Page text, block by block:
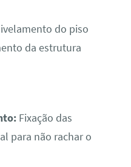
do piso
da estrutura
Fixação das
para não rachar o